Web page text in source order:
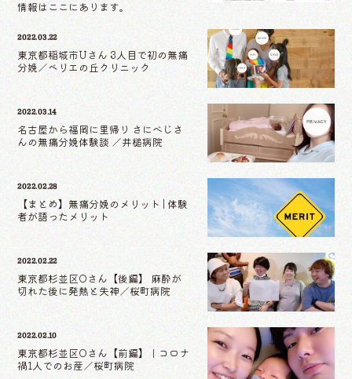
情報はここにあります。
2022.03.22
東京都稲城市Uさん 3人目で初の無痛
分娩／ベリエの丘クリニック
2022.03.14
名古屋から福岡に里帰り さにべじさ
んの無痛分娩体験談 ／井槌病院
2022.02.28
【まとめ】無痛分娩のメリット | 体験
者が語ったメリット
2022.02.22
東京都杉並区Oさん【後編】 麻酔が
切れた後に発熱と失神／桜町病院
2022.02.10
東京都杉並区Oさん【前編】｜コロナ
禍1人でのお産／桜町病院